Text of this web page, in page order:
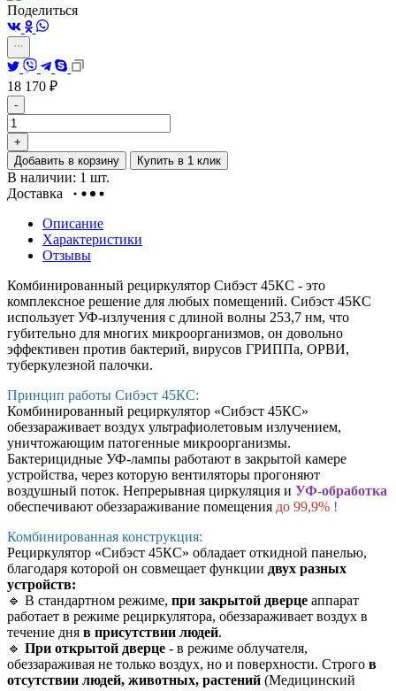
Поделиться
18 170 ₽
-
+
Добавить в корзину
Купить в 1 клик
В наличии: 1 шт.
Доставка
Описание
Характеристики
Отзывы
Комбинированный рециркулятор Сибэст 45КС - это
комплексное решение для любых помещений. Сибэст 45КС
использует УФ-излучения c длиной волны 253,7 нм, что
губительно для многих микроорганизмов, он довольно
эффективен против бактерий, вирусов ГРИППа, ОРВИ,
туберкулезной палочки.
Принцип работы Сибэст 45КС:
Комбинированный рециркулятор «Сибэст 45КС»
обеззараживает воздух ультрафиолетовым излучением,
уничтожающим патогенные микроорганизмы.
Бактерицидные УФ-лампы работают в закрытой камере
устройства, через которую вентиляторы прогоняют
воздушный поток. Непрерывная циркуляция и УФ-обработка
обеспечивают обеззараживание помещения до 99,9% !
Комбинированная конструкция:
Рециркулятор «Сибэст 45КС» обладает откидной панелью,
благодаря которой он совмещает функции двух разных
устройств:
🔹 В стандартном режиме, при закрытой дверце аппарат
работает в режиме рециркулятора, обеззараживает воздух в
течение дня в присутствии людей.
🔹 При открытой дверце - в режиме облучателя,
обеззараживая не только воздух, но и поверхности. Строго в
отсутствии людей, животных, растений (Медицинский